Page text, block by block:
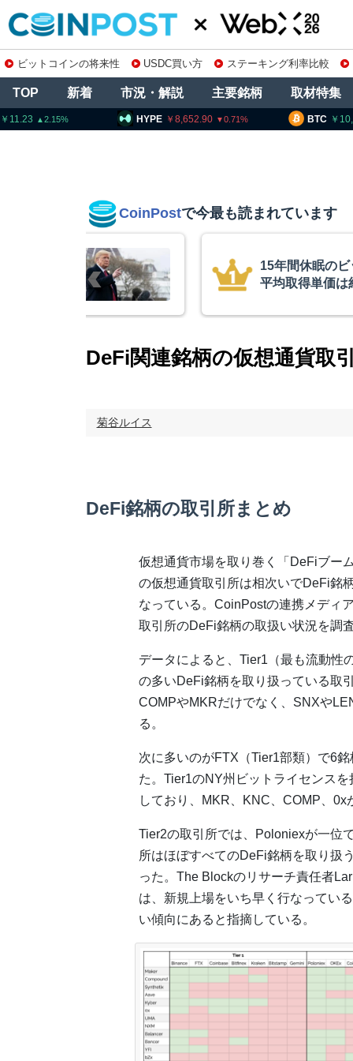
ビットコインの将来性 USDC買い方 ステーキング利率比較
TOP 新着 市況・解説 主要銘柄 取材特集
BTC 10,270,757 0.47
HYPE 8,652.90 0.71
CoinPostで今最も読まれています
トコインが移動、
コイン
を発表
DeFi関連銘柄の仮想通貨取
菊谷ルイス
DeFi銘柄の取引所まとめ
仮想通貨市場を取り巻く「DeFiブー
の仮想通貨取引所は相次いでDeFi銘
なっている。CoinPostの連携メディ
取引所のDeFi銘柄の取扱い状況を調
データによると、Tier1（最も流動性
の多いDeFi銘柄を取り扱っている取
COMPやMKRだけでなく、SNXや
る。
次に多いのがFTX（Tier1部類）で6
た。Tier1のNY州ビットライセンス
しており、MKR、KNC、COMP、0x
Tier2の取引所では、Poloniexが一位
所はほぼすべてのDeFi銘柄を取り扱
った。The Blockのリサーチ責任者
は、新規上場をいち早く行なってい
い傾向にあると指摘している。